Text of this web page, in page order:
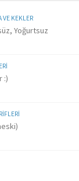
VE KEKLER
Yoğurtsuz
:)